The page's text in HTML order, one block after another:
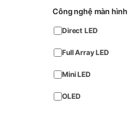
Công nghệ màn hình
Direct LED
Full Array LED
Mini LED
OLED